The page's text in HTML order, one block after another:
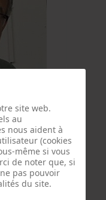
site web.
au
nous aident à
(cookies
même si vous
de noter que, si
pas pouvoir
du site.